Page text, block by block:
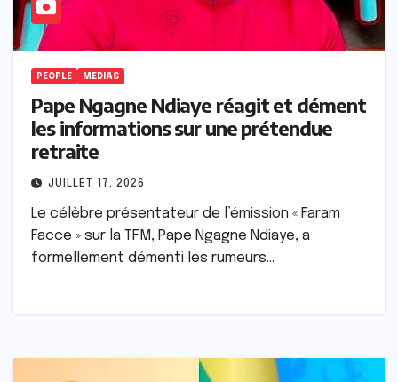
PEOPLE MEDIAS
Pape Ngagne Ndiaye réagit et dément
les informations sur une prétendue
retraite
JUILLET 17, 2026
Le célèbre présentateur de l’émission « Faram
Facce » sur la TFM, Pape Ngagne Ndiaye, a
formellement démenti les rumeurs…